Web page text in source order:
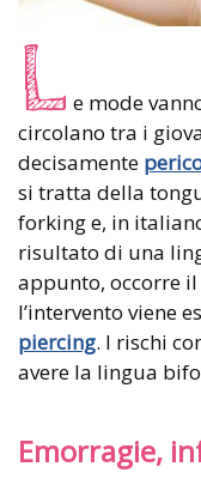
L e mode
circolano tra i
decisamente
si tratta della
forking e, in
risultato di una
appunto, occorre
l’intervento viene
piercing. I rischi
avere la lingua
Emorragie,